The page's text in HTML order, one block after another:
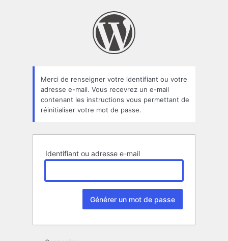
oublié
Merci de renseigner votre identifiant ou votre
adresse e-mail. Vous recevrez un e-mail
contenant les instructions vous permettant de
réinitialiser votre mot de passe.
Identifiant ou adresse e-mail